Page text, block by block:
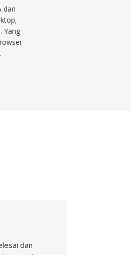
dari
Yang
dan